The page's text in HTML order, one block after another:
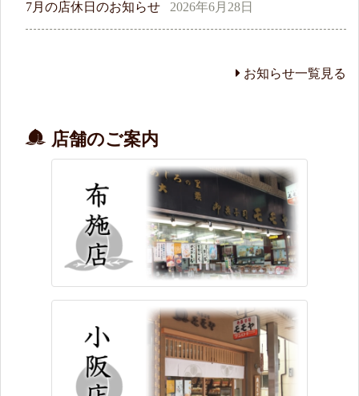
7月の店休日のお知らせ 2026年6月28日
お知らせ一覧見る
店舗のご案内